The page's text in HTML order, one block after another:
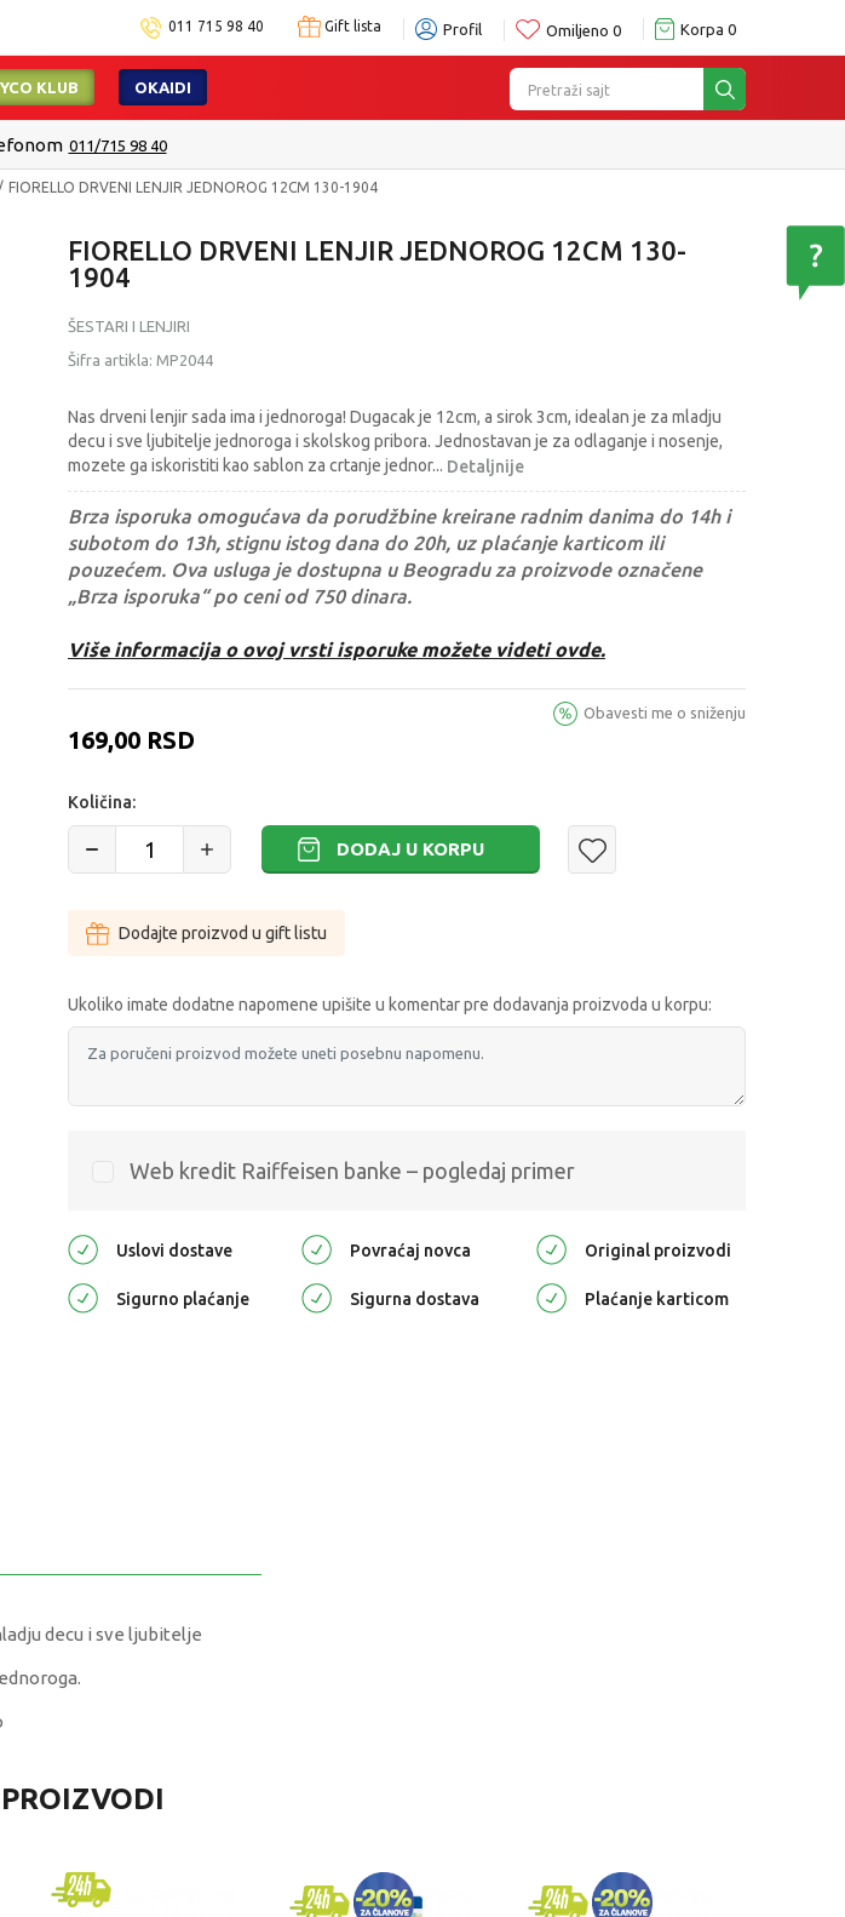
011 715 98 40 Gift lista Profil Omiljeno 0 Korpa 0
Pretraži sajt
KLUB OKAIDI
011/715 98 40
FIORELLO DRVENI LENJIR JEDNOROG 12CM 130-1904
FIORELLO DRVENI LENJIR JEDNOROG 12CM 130-
1904
ŠESTARI I LENJIRI
Šifra artikla: MP2044
Nas drveni lenjir sada ima i jednoroga! Dugacak je 12cm, a sirok 3cm, idealan je za mladju
decu i sve ljubitelje jednoroga i skolskog pribora. Jednostavan je za odlaganje i nosenje,
mozete ga iskoristiti kao sablon za crtanje jednor... Detaljnije
Brza isporuka omogućava da porudžbine kreirane radnim danima do 14h i
subotom do 13h, stignu istog dana do 20h, uz plaćanje karticom ili
pouzećem. Ova usluga je dostupna u Beogradu za proizvode označene
„Brza isporuka“ po ceni od 750 dinara.
Više informacija o ovoj vrsti isporuke možete videti ovde.
169,00 RSD
Obavesti me o sniženju
Količina:
DODAJ U KORPU
Dodajte proizvod u gift listu
Ukoliko imate dodatne napomene upišite u komentar pre dodavanja proizvoda u korpu:
Web kredit Raiffeisen banke – pogledaj primer
Uslovi dostave Povraćaj novca Original proizvodi
Sigurno plaćanje Sigurna dostava Plaćanje karticom
decu i sve ljubitelje